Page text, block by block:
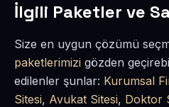
İlgili Paketler ve
Size en uygun çözümü
paketlerimizi gözden
edilenler şunlar: Kurumsal
Sitesi, Avukat Sitesi, Doktor